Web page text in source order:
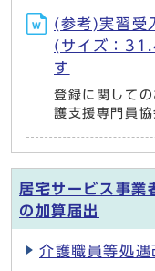
(参考)実習受
(サイズ：
す
登録に関して
護支援専門員
居宅サービス事業
の加算届出
介護職員等処